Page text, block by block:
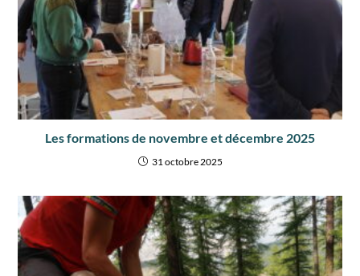
Les formations de novembre et décembre 2025
31 octobre 2025